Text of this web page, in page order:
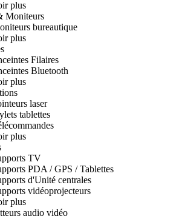
plus
Moniteurs
bureautique
plus
Filaires
Bluetooth
plus
laser
tablettes
plus
TV
PDA / GPS / Tablettes
d'Unité centrales
vidéoprojecteurs
plus
audio vidéo